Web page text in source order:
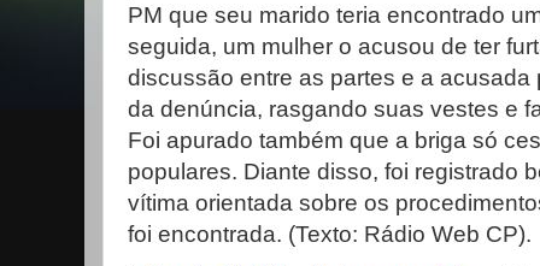
PM que seu marido teria encontrado
seguida, um mulher o acusou de ter
discussão entre as partes e a acusada
da denúncia, rasgando suas vestes e
Foi apurado também que a briga só
populares. Diante disso, foi registrado
vítima orientada sobre os
foi encontrada. (Texto: Rádio Web CP).